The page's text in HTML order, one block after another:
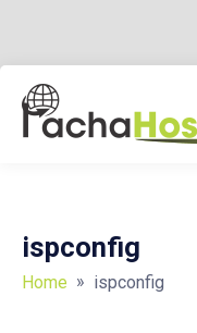
content
ispconfig
Home » ispconfig